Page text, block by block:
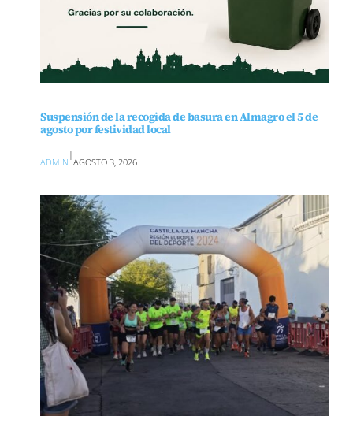
Suspensión de la recogida de basura en Almagro el 5 de
agosto por festividad local
ADMIN
|
AGOSTO 3, 2026